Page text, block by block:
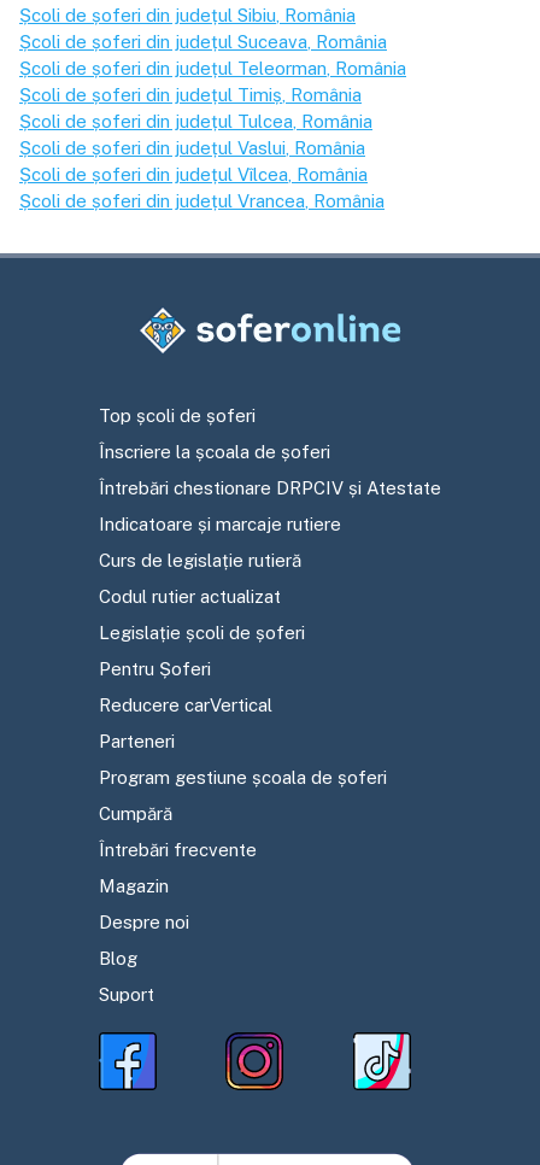
Școli de șoferi din județul Sibiu , România
Școli de șoferi din județul Suceava , România
Școli de șoferi din județul Teleorman , România
Școli de șoferi din județul Timiș , România
Școli de șoferi din județul Tulcea , România
Școli de șoferi din județul Vaslui , România
Școli de șoferi din județul Vîlcea , România
Școli de șoferi din județul Vrancea , România
Top școli de șoferi
Înscriere la școala de șoferi
Întrebări chestionare DRPCIV și Atestate
Indicatoare și marcaje rutiere
Curs de legislație rutieră
Codul rutier actualizat
Legislație școli de șoferi
Pentru Șoferi
Reducere carVertical
Parteneri
Program gestiune școala de șoferi
Cumpără
Întrebări frecvente
Magazin
Despre noi
Blog
Suport